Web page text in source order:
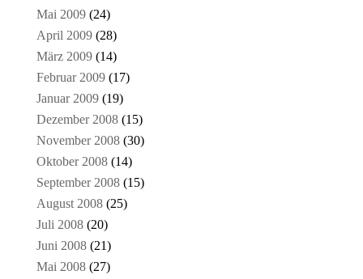
Mai 2009(24)
April 2009(28)
März 2009(14)
Februar 2009(17)
Januar 2009(19)
Dezember 2008(15)
November 2008(30)
Oktober 2008(14)
September 2008(15)
August 2008(25)
Juli 2008(20)
Juni 2008(21)
Mai 2008(27)